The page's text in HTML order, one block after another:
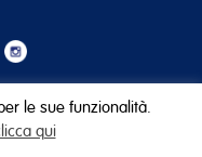
le sue funzionalità.
qui